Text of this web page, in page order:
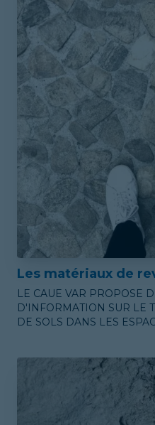
Les matériaux de
LE CAUE VAR PROPOSE
D'INFORMATION SUR LE
DE SOLS DANS LES